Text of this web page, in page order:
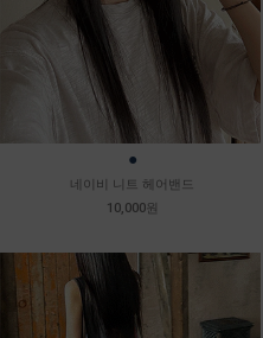
●
네이비 니트 헤어밴드
10,000원